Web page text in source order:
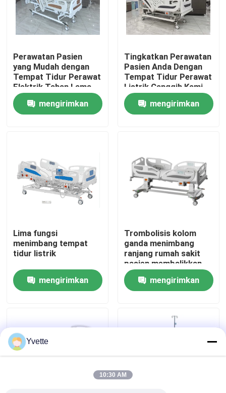
Rumah
Tentang Kami
Tur Pabrik
Kontrol Kualitas
Berita
Tempat Tidur Persalinan di Rumah Sakit
Perawatan Pasien
yang Mudah dengan
Tempat Tidur Perawat
Elektrik Tahan Lama
Kami
mengirimkan
Tingkatkan Perawatan
Pasien Anda Dengan
Tempat Tidur Perawat
Listrik Canggih Kami
mengirimkan
Lima fungsi
menimbang tempat
tidur listrik
mengirimkan
Trombolisis kolom
ganda menimbang
ranjang rumah sakit
pasien membalikkan
ranjang ICU
mengirimkan
Yvette
10:30 AM